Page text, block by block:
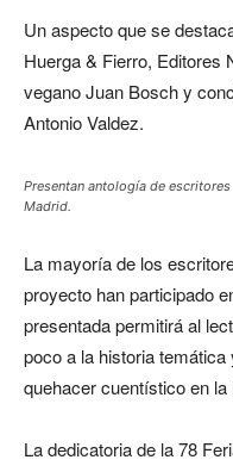
Un aspecto que se
Huerga & Fierro, Editores
vegano Juan Bosch y
Antonio Valdez.
Presentan antología de
Madrid.
La mayoría de los
proyecto han participado
presentada permitirá al
poco a la historia
quehacer cuentístico en
La dedicatoria de la 78